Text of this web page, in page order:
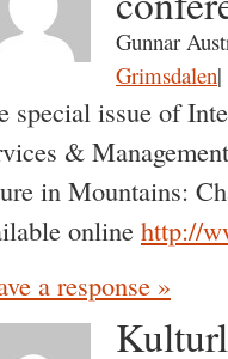
Gunnar
Grimsdalen|
special issue of
&
in Mountains:
onlinehttp://
a response »